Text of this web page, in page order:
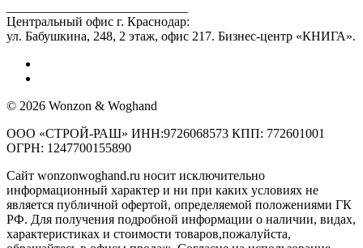
Центральный офис г. Краснодар:
ул. Бабушкина, 248, 2 этаж, офис 217. Бизнес-центр «КНИГА».
© 2026 Wonzon & Woghand
ООО «СТРОЙ-РАШ» ИНН:9726068573 КПП: 772601001
ОГРН: 1247700155890
Сайт wonzonwoghand.ru носит исключительно
информационный характер и ни при каких условиях не
является публичной офертой, определяемой положениями ГК
РФ. Для получения подробной информации о наличии, видах,
характеристиках и стоимости товаров,пожалуйста,